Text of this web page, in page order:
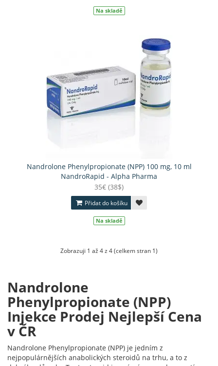
Na skladě
Nandrolone Phenylpropionate (NPP) 100 mg, 10 ml
NandroRapid - Alpha Pharma
35€ (38$)
Přidat do košíku
Na skladě
Zobrazuji 1 až 4 z 4 (celkem stran 1)
Nandrolone
Phenylpropionate (NPP)
Injekce Prodej Nejlepší Cena
v ČR
Nandrolone Phenylpropionate (NPP) je jedním z
nejpopulárnějších anabolických steroidů na trhu, a to z